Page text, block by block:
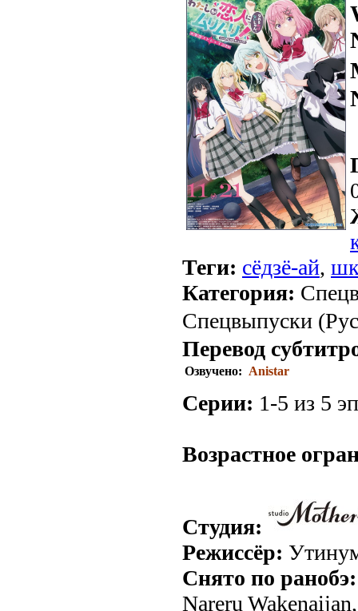
Теги: сёдзё-ай,
Категория:
Спецвыпуски
Перевод
Озвучено: Anistar
Серии: 1-5 из 5
Возрастное
Студия:
Режиссёр:
Снято по ранобэ:
Nareru